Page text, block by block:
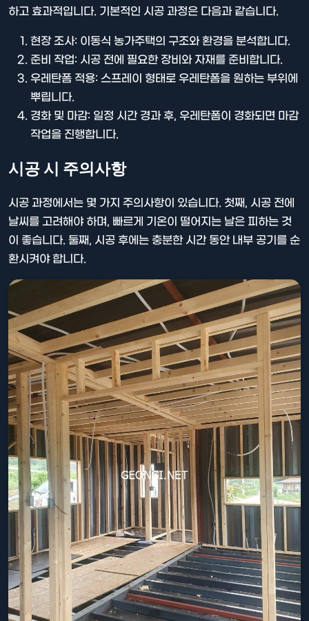
하고 효과적입니다. 기본적인 시공 과정은 다음과 같습니다.
현장 조사: 이동식 농가주택의 구조와 환경을 분석합니다.
준비 작업: 시공 전에 필요한 장비와 자재를 준비합니다.
우레탄폼 적용: 스프레이 형태로 우레탄폼을 원하는 부위에
뿌립니다.
경화 및 마감: 일정 시간 경과 후, 우레탄폼이 경화되면 마감
작업을 진행합니다.
시공 시 주의사항
시공 과정에서는 몇 가지 주의사항이 있습니다. 첫째, 시공 전에
날씨를 고려해야 하며, 빠르게 기온이 떨어지는 날은 피하는 것
이 좋습니다. 둘째, 시공 후에는 충분한 시간 동안 내부 공기를 순
환시켜야 합니다.